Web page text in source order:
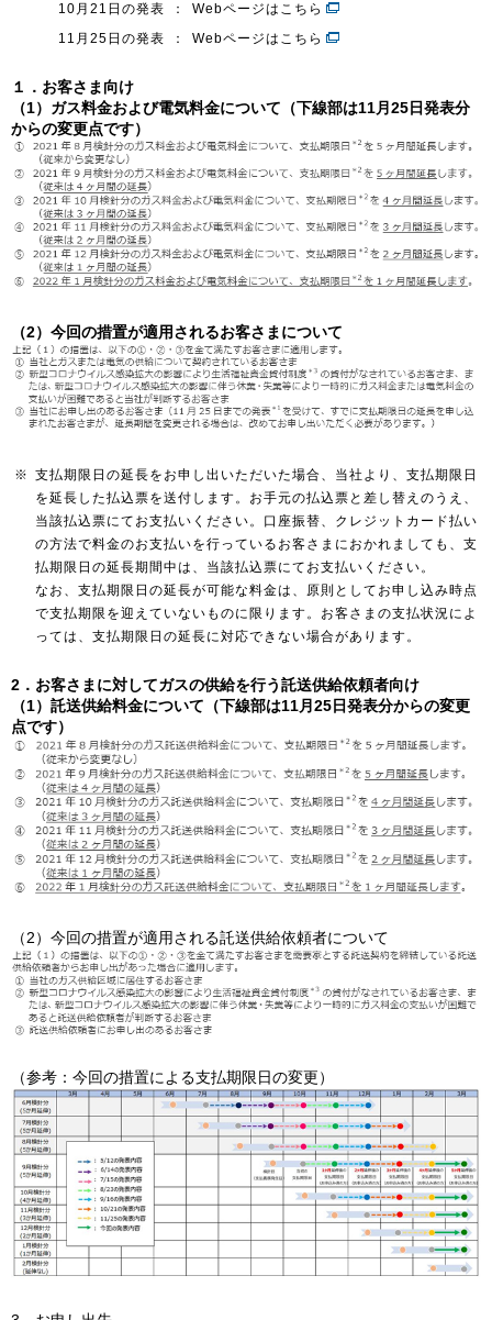
10月21日の発表
：
Webページはこちら
11月25日の発表
： Webページはこちら
１．お客さま向け
（1）ガス料金および電気料金について（下線部は11月25日発表分
からの変更点です）
（2）今回の措置が適用されるお客さまについて
※ 支払期限日の延長をお申し出いただいた場合、当社より、支払期限日
を延長した払込票を送付します。お手元の払込票と差し替えのうえ、
当該払込票にてお支払いください。口座振替、クレジットカード払い
の方法で料金のお支払いを行っているお客さまにおかれましても、支
払期限日の延長期間中は、当該払込票にてお支払いください。
なお、支払期限日の延長が可能な料金は、原則としてお申し込み時点
で支払期限を迎えていないものに限ります。お客さまの支払状況によ
っては、支払期限日の延長に対応できない場合があります。
2．お客さまに対してガスの供給を行う託送供給依頼者向け
（1）託送供給料金について（下線部は11月25日発表分からの変更
点です）
（2）今回の措置が適用される託送供給依頼者について
（参考：今回の措置による支払期限日の変更）